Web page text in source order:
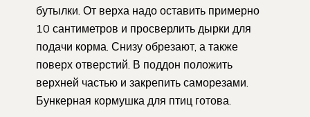
бутылки. От верха надо оставить примерно
10 сантиметров и просверлить дырки для
подачи корма. Снизу обрезают, а также
поверх отверстий. В поддон положить
верхней частью и закрепить саморезами.
Бункерная кормушка для птиц готова.